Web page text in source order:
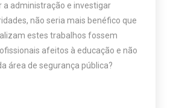
a administração e investigar
não seria mais benéfico que
estes trabalhos fossem
afeitos à educação e não
área de segurança pública?